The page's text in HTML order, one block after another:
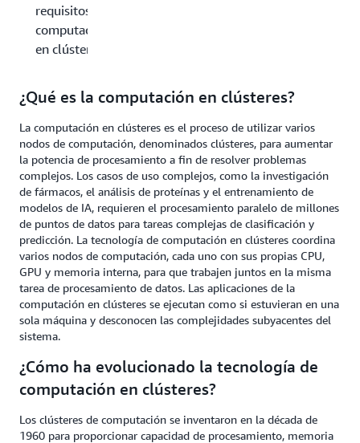
requisitos de
computación
en clústeres?
¿Qué es la computación en clústeres?
La computación en clústeres es el proceso de utilizar varios
nodos de computación, denominados clústeres, para aumentar
la potencia de procesamiento a fin de resolver problemas
complejos. Los casos de uso complejos, como la investigación
de fármacos, el análisis de proteínas y el entrenamiento de
modelos de IA, requieren el procesamiento paralelo de millones
de puntos de datos para tareas complejas de clasificación y
predicción. La tecnología de computación en clústeres coordina
varios nodos de computación, cada uno con sus propias CPU,
GPU y memoria interna, para que trabajen juntos en la misma
tarea de procesamiento de datos. Las aplicaciones de la
computación en clústeres se ejecutan como si estuvieran en una
sola máquina y desconocen las complejidades subyacentes del
sistema.
¿Cómo ha evolucionado la tecnología de
computación en clústeres?
Los clústeres de computación se inventaron en la década de
1960 para proporcionar capacidad de procesamiento, memoria